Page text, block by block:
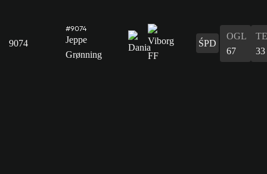
9074
#9074
Jeppe
Grønning
ŚPD
OGL
67
33